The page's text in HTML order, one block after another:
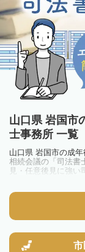
山口県 岩国市
士事務所 一覧
山口県 岩国市の成
相続会議の「司法書
見・任意後見に強い
のトラブルやお悩
市